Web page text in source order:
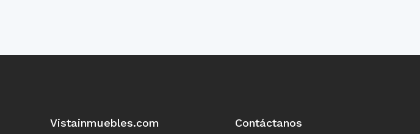
Vistainmuebles.com Contáctanos